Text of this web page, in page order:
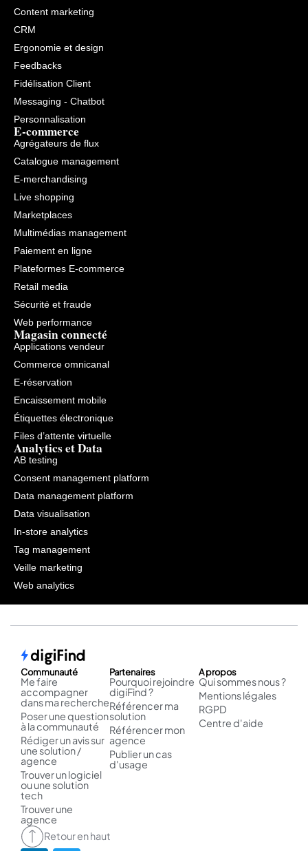
Content marketing
CRM
Ergonomie et design
Feedbacks
Fidélisation Client
Messaging - Chatbot
Personnalisation
E-commerce
Agrégateurs de flux
Catalogue management
E-merchandising
Live shopping
Marketplaces
Multimédias management
Paiement en ligne
Plateformes E-commerce
Retail media
Sécurité et fraude
Web performance
Magasin connecté
Applications vendeur
Commerce omnicanal
E-réservation
Encaissement mobile
Étiquettes électronique
Files d’attente virtuelle
Analytics et Data
AB testing
Consent management platform
Data management platform
Data visualisation
In-store analytics
Tag management
Veille marketing
Web analytics
Communauté
Me faire
accompagner
dans ma recherche
Poser une question
à la communauté
Rédiger un avis sur
une solution /
agence
Trouver un logiciel
ou une solution
tech
Trouver une
agence
Partenaires
Pourquoi rejoindre
digiFind ?
Référencer ma
solution
Référencer mon
agence
Publier un cas
d'usage
A propos
Qui sommes nous ?
Mentions légales
RGPD
Centre d'aide
Retour en haut